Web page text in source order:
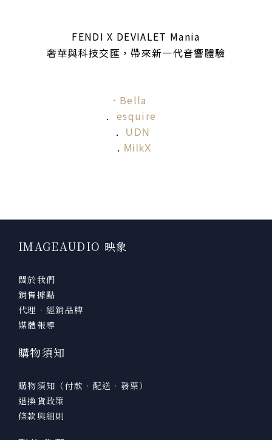
FENDI X DEVIALET Mania
奢華與科技交匯，帶來新一代音響體驗
．Bella
． esquire
．
UDN
． MilkX
IMAGEAUDIO 映象
關於我們
銷售據點
代理．經銷品牌
媒體報導
購物須知
購物須知（付款．配送．發票）
退換貨政策
條款與細則